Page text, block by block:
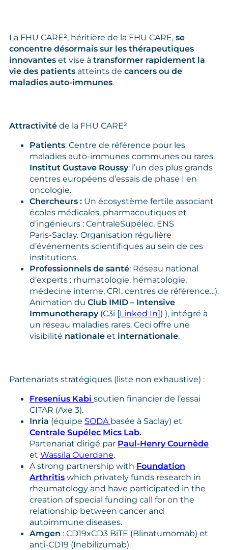
La FHU CARE², héritière de la FHU CARE, se
concentre désormais sur les thérapeutiques
innovantes et vise à transformer rapidement la
vie des patients atteints de cancers ou de
maladies auto‑immunes.
Attractivité de la FHU CARE²
Patients: Centre de référence pour les
maladies auto‑immunes communes ou rares.
Institut Gustave Roussy: l’un des plus grands
centres européens d’essais de phase I en
oncologie.
Chercheurs : Un écosystème fertile associant
écoles médicales, pharmaceutiques et
d’ingénieurs : CentraleSupélec, ENS
Paris‑Saclay. Organisation régulière
d’événements scientifiques au sein de ces
institutions.
Professionnels de santé: Réseau national
d’experts : rhumatologie, hématologie,
médecine interne, CRI, centres de référence…).
Animation du Club IMID – Intensive
Immunotherapy (C3i [Linked In]) ), intégré à
un réseau maladies rares. Ceci offre une
visibilité nationale et internationale.
Partenariats stratégiques (liste non exhaustive) :
Fresenius Kabi soutien financier de l’essai
CITAR (Axe 3).
Inria (équipe SODA basée à Saclay) et
Centrale Supélec Mics Lab.
Partenariat dirigé par Paul-Henry Cournède
et Wassila Ouerdane.
A strong partnership with Foundation
Arthritis which privately funds research in
rheumatology and have participated in the
creation of special funding call for on the
relationship between cancer and
autoimmune diseases.
Amgen : CD19xCD3 BiTE (Blinatumomab) et
anti-CD19 (Inebilizumab).